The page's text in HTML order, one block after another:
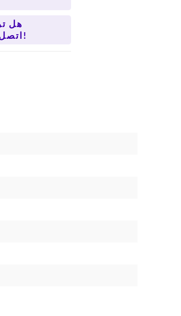
هل
اتصل بنا للحصول على سعر أفضل!